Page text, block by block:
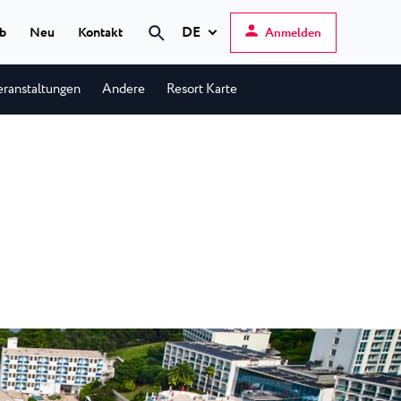
Neu Kontakt DE
Hrvatski
Anmelden
Andere Resort Karte